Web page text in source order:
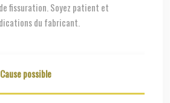
fissuration. Soyez patient et
du fabricant.
Cause possible